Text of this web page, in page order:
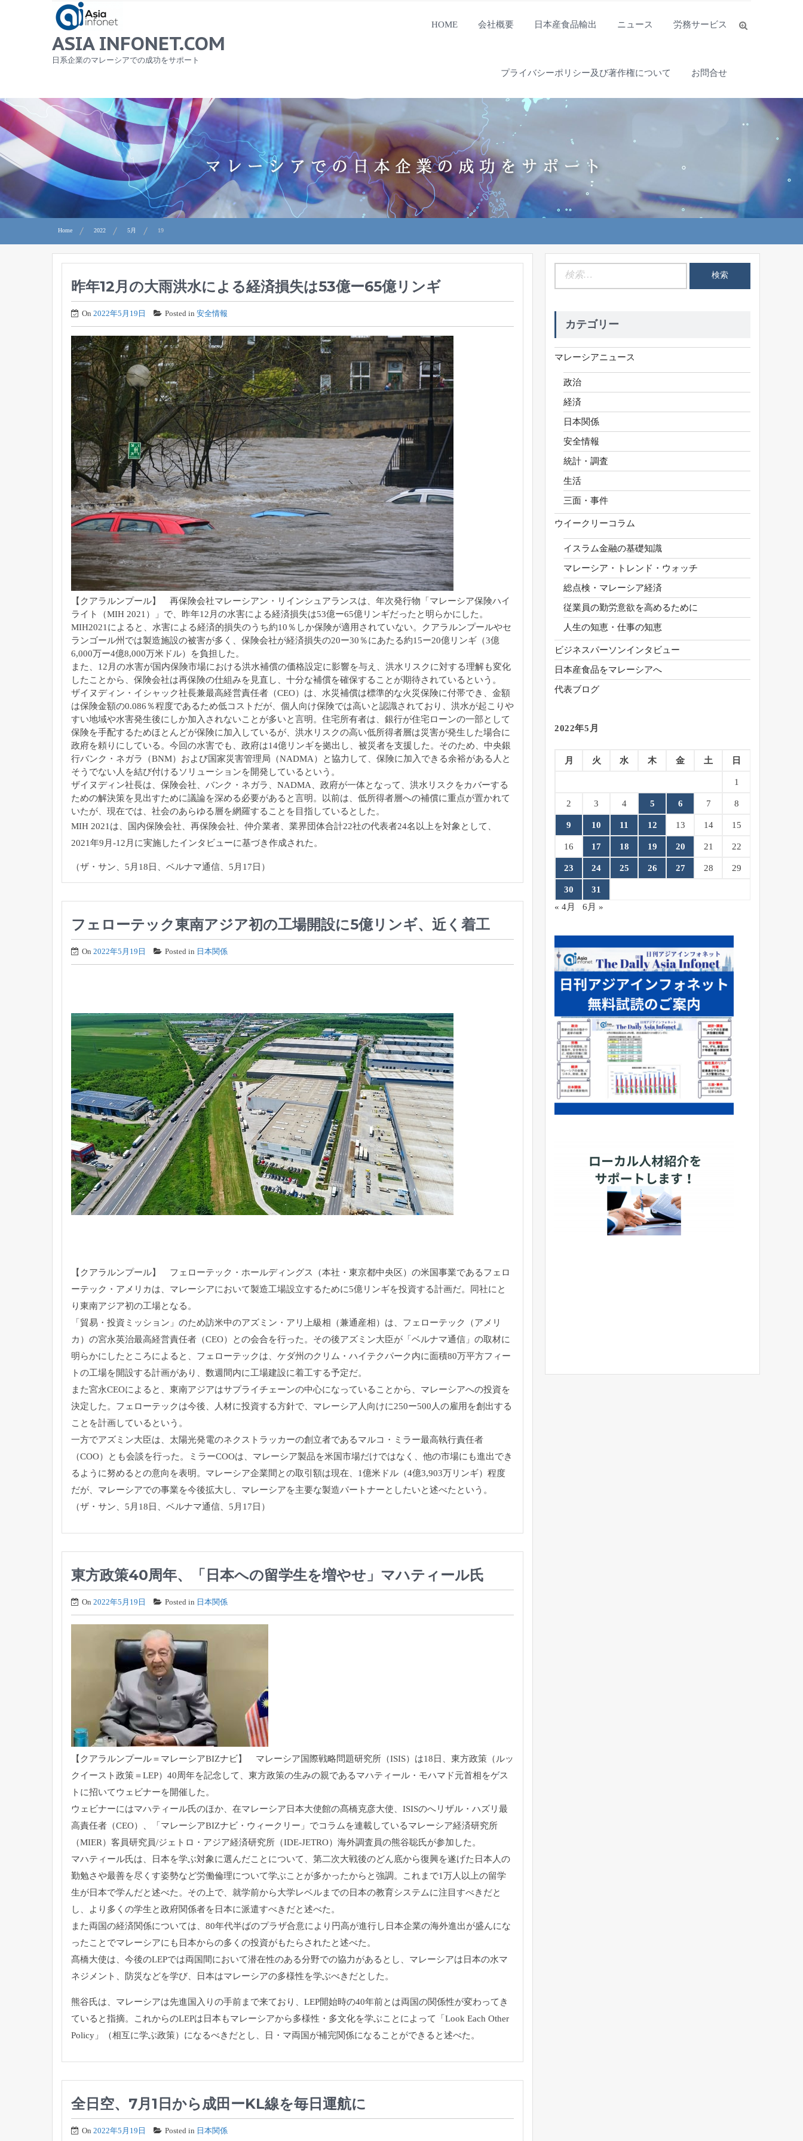
ASIA INFONET.COM
日系企業のマレーシアでの成功をサポート
HOME 会社概要 日本産食品輸出 ニュース 労務サービス
プライバシーポリシー及び著作権について お問合せ
Home 2022 5月 19
昨年12月の大雨洪水による経済損失は53億ー65億リンギ
On 2022年5月19日 Posted in 安全情報
【クアラルンプール】 再保険会社マレーシアン・リインシュアランスは、年次発行物「 マレーシア保険ハイ
ライト（MIH 2021）」で、
昨年12月の水害による経済損失は53億ー65億リンギだったと 明らかにした。
MIH2021によると、水害による経済的損失のうち約10％ しか保険が適用されていない。
クアラルンプールやセ
ランゴール州では製造施設の被害が多く、 保険会社が経済損失の20ー30％にあたる約15ー20億リンギ（3億
6,000万ー4億8,000万米ドル）を負担した。
また、 12月の水害が国内保険市場における洪水補償の価格設定に影響を与え、洪水リスクに対する理解も変化
したことから、 保険会社は再保険の仕組みを見直し、 十分な補償を確保することが期待されているという。
ザイヌディン・イシャック社長兼最高経営責任者（CEO）は、 水災補償は標準的な火災保険に付帯でき、金額
は保険金額の0.086％程度であるため低コストだが、 個人向け保険では高いと認識されており、 洪水が起こりや
すい地域や水害発生後にしか加入されないことが多いと言明。住宅所有者は、 銀行が住宅ローンの一部として
保険を手配するためほとんどが保険に加入しているが、 洪水リスクの高い低所得者層は災害が発生した場合に
政府を頼りに している。今回の水害でも、政府は14億リンギを拠出し、 被災者を支援した。そのため、中央銀
行バンク・ネガラ（BNM） および国家災害管理局（NADMA）と協力して、 保険に加入できる余裕がある人と
そうでない人を結び付けるソリュ ーションを開発しているという。
ザイヌディン社長は、保険会社、バンク・ネガラ、NADMA、 政府が一体となって、 洪水リスクをカバーする
ための解決策を見出すために議論を深める必要があると言明。以前は、 低所得者層への補償に重点が置かれて
いたが、現在では、 社会のあらゆる層を網羅することを目指しているとした。
MIH 2021は、国内保険会社、再保険会社、仲介業者、 業界団体合計22社の代表者24名以上を対象として、
2021年9月-12月に実施したインタビューに基づき作成された。
（ザ・サン、5月18日、ベルナマ通信、5月17日）
フェローテック東南アジア初の工場開設に5億リンギ、近く着工
On 2022年5月19日 Posted in 日本関係
【クアラルンプール】 フェローテック・ホールディングス（本社・東京都中央区） の米国事業であるフェロ
ーテック・アメリカは、 マレーシアにおいて製造工場設立するために5億リンギを投資する計画だ。同社にと
り東南アジア初の工場となる。
「貿易・投資ミッション」のため訪米中のアズミン・アリ上級相（兼通産相）は、フェローテック（アメリ
カ） の宮永英治最高経営責任者（CEO）との会合を行った。 その後アズミン大臣が「ベルナマ通信」 の取材に
明らかにしたところによると、フェローテックは、 ケダ州のクリム・ ハイテクパーク内に面積80万平方フィー
トの工場を開設する計画があり、数週間内に工場建設に着工する予定だ。
また宮永CEOによると、 東南アジアはサプライチェーンの中心になっていることから、 マレーシアへの投資を
決定した。フェローテックは今後、
人材に投資する方針で、 マレーシア人向けに250ー500人の雇用を創出する
ことを計画しているという。
一方でアズミン大臣は、 太陽光発電のネクストラッカーの創立者であるマルコ・ ミラー最高執行責任者
（COO）とも会談を行った。
ミラーCOOは、マレーシア製品を米国市場だけではなく、 他の市場にも進出でき
るように努めるとの意向を表明。 マレーシア企業間との取引額は現在、1億米ドル（4億3,903万リンギ）程度
だが、マレーシアでの事業を今後拡大し、 マレーシアを主要な製造パートナーとしたいと述べたという。
（ザ・サン、5月18日、ベルナマ通信、5月17日）
東方政策40周年、「日本への留学生を増やせ」マハティール氏
On 2022年5月19日 Posted in 日本関係
【クアラルンプール＝マレーシアBIZナビ】 マレーシア国際戦略問題研究所（ISIS）は18日、東方政策（ルッ
クイースト政策＝LEP）40周年を記念して、東方政策の生みの親であるマハティール・モハマド元首相をゲス
トに招いてウェビナーを開催した。
ウェビナーにはマハティール氏のほか、在マレーシア日本大使館の髙橋克彦大使、ISISのへリザル・ハズリ最
高責任者（CEO）、「マレーシアBIZナビ・ウィークリー」でコラムを連載しているマレーシア経済研究所
（MIER）客員研究員/ジェトロ・アジア経済研究所（IDE-JETRO）海外調査員の熊谷聡氏が参加した。
マハティール氏は、日本を学ぶ対象に選んだことについて、第二次大戦後のどん底から復興を遂げた日本人の
勤勉さや最善を尽くす姿勢など労働倫理について学ぶことが多かったからと強調。これまで1万人以上の留学
生が日本で学んだと述べた。その上で、就学前から大学レベルまでの日本の教育システムに注目すべきだと
し、より多くの学生と政府関係者を日本に派遣すべきだと述べた。
また両国の経済関係については、80年代半ばのプラザ合意により円高が進行し日本企業の海外進出が盛んにな
ったことでマレーシアにも日本からの多くの投資がもたらされたと述べた。
髙橋大使は、今後のLEPでは両国間において潜在性のある分野での協力があるとし、マレーシアは日本の水マ
ネジメント、防災などを学び、日本はマレーシアの多様性を学ぶべきだとした。
熊谷氏は、マレーシアは先進国入りの手前まで来ており、LEP開始時の40年前とは両国の関係性が変わってき
ていると指摘。これからのLEPは日本もマレーシアから多様性・多文化を学ぶことによって「Look Each Other
Policy」（相互に学ぶ政策）になるべきだとし、日・マ両国が補完関係になることができると述べた。
全日空、7月1日から成田ーKL線を毎日運航に
On 2022年5月19日 Posted in 日本関係
カテゴリー
マレーシアニュース
政治
経済
日本関係
安全情報
統計・調査
生活
三面・事件
ウイークリーコラム
イスラム金融の基礎知識
マレーシア・トレンド・ウォッチ
総点検・マレーシア経済
従業員の勤労意欲を高めるために
人生の知恵・仕事の知恵
ビジネスパーソンインタビュー
日本産食品をマレーシアへ
代表ブログ
2022年5月
月 火 水 木 金 土 日
1
2 3 4 5 6 7 8
9 10 11 12 13 14 15
16 17 18 19 20 21 22
23 24 25 26 27 28 29
30
31
« 4月
6月 »